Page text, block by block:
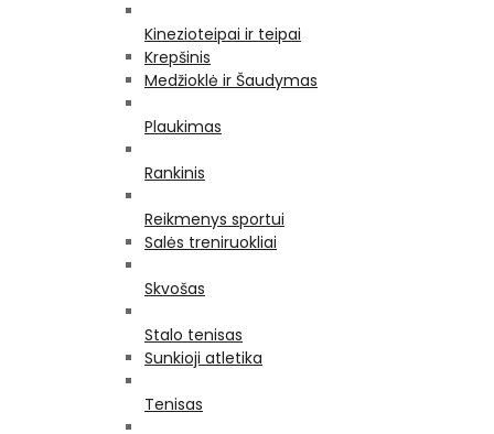
Kinezioteipai ir teipai
Krepšinis
Medžioklė ir Šaudymas
Plaukimas
Rankinis
Reikmenys sportui
Salės treniruokliai
Skvošas
Stalo tenisas
Sunkioji atletika
Tenisas